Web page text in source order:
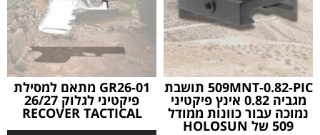
t
i
v
e
:
e
:
509MNT-0.82-PIC תושבת
מגביה 0.82 אינץ פיקטיני
נמוכה עבור כוונות ממודל
509 של HOLOSUN
GR26-01 מתאם למסילת
פיקטיני לגלוק 26/27
RECOVER TACTICAL